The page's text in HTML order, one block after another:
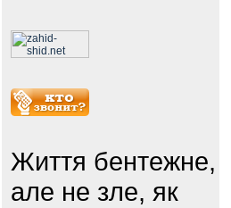
Життя бентежне,
але не зле, як